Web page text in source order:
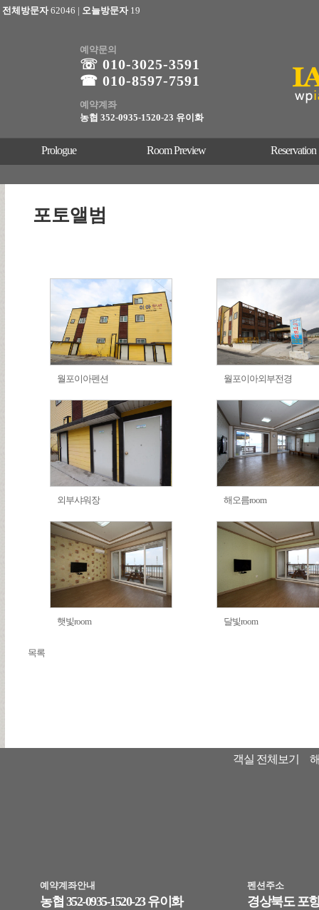
전체방문자62046 | 오늘방문자 19
예약문의
☏ 010-3025-3591
☎ 010-8597-7591
예약계좌
농협 352-0935-1520-23 유이화
Prologue Room Preview Reservation
포토앨범
월포이아펜션 월포이아외부전경
외부샤워장 해오름room
햇빛room 달빛room
목록
객실 전체보기
예약계좌안내
농협 352-0935-1520-23 유이화
펜션주소
경상북도 포